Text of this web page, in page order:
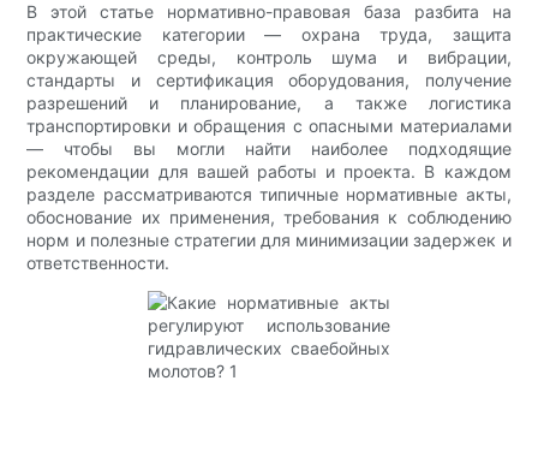
В этой статье нормативно-правовая база разбита на
практические категории — охрана труда, защита
окружающей среды, контроль шума и вибрации,
стандарты и сертификация оборудования, получение
разрешений и планирование, а также логистика
транспортировки и обращения с опасными материалами
— чтобы вы могли найти наиболее подходящие
рекомендации для вашей работы и проекта. В каждом
разделе рассматриваются типичные нормативные акты,
обоснование их применения, требования к соблюдению
норм и полезные стратегии для минимизации задержек и
ответственности.